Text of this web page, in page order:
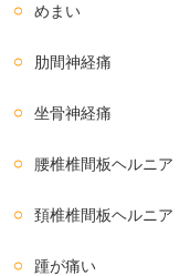
めまい
肋間神経痛
坐骨神経痛
腰椎椎間板ヘルニア
頚椎椎間板ヘルニア
踵が痛い